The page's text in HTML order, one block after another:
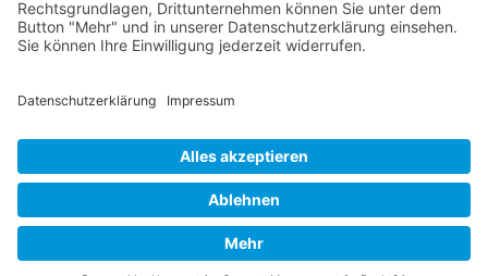
0261-1349 8000
38100 Braunschweig
Impressum